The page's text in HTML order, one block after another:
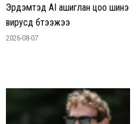
Эрдэмтэд AI ашиглан цоо шинэ
вирусүүд бүтээжээ
2026-08-07